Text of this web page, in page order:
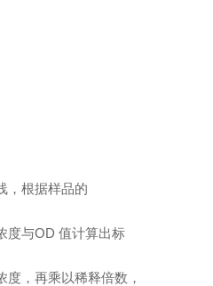
，根据样品的
度与OD 值计算出标
，再乘以稀释倍数，